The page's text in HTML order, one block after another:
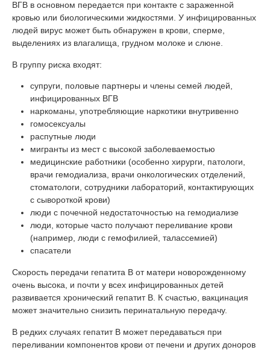
ВГВ в основном передается при контакте с зараженной
кровью или биологическими жидкостями. У инфицированных
людей вирус может быть обнаружен в крови, сперме,
выделениях из влагалища, грудном молоке и слюне.
В группу риска входят:
супруги, половые партнеры и члены семей людей,
инфицированных ВГВ
наркоманы, употребляющие наркотики внутривенно
гомосексуалы
распутные люди
мигранты из мест с высокой заболеваемостью
медицинские работники (особенно хирурги, патологи,
врачи гемодиализа, врачи онкологических отделений,
стоматологи, сотрудники лабораторий, контактирующих
с сывороткой крови)
люди с почечной недостаточностью на гемодиализе
люди, которые часто получают переливание крови
(например, люди с гемофилией, талассемией)
спасатели
Скорость передачи гепатита B от матери новорожденному
очень высока, и почти у всех инфицированных детей
развивается хронический гепатит B. К счастью, вакцинация
может значительно снизить перинатальную передачу.
В редких случаях гепатит В может передаваться при
переливании компонентов крови от печени и других доноров